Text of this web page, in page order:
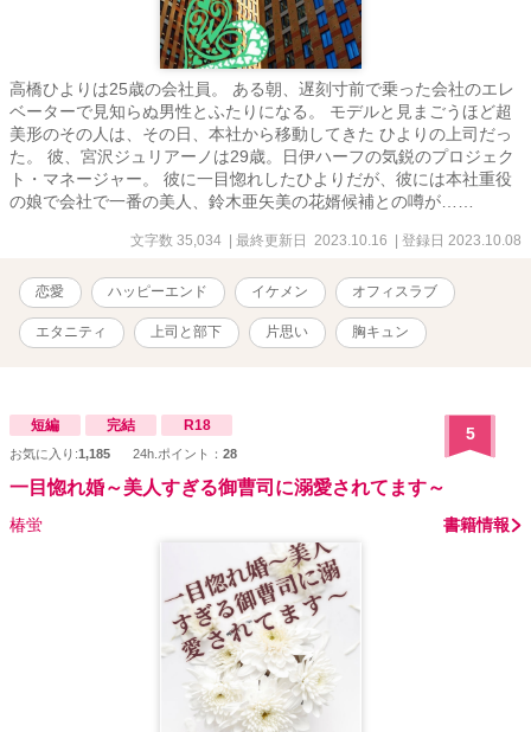
高橋ひよりは25歳の会社員。 ある朝、遅刻寸前で乗った会社のエレ
ベーターで見知らぬ男性とふたりになる。 モデルと見まごうほど超
美形のその人は、その日、本社から移動してきた ひよりの上司だっ
た。 彼、宮沢ジュリアーノは29歳。日伊ハーフの気鋭のプロジェク
ト・マネージャー。 彼に一目惚れしたひよりだが、彼には本社重役
の娘で会社で一番の美人、鈴木亜矢美の花婿候補との噂が……
文字数 35,034 | 最終更新日 2023.10.16 | 登録日 2023.10.08
恋愛 ハッピーエンド イケメン オフィスラブ
エタニティ 上司と部下 片思い 胸キュン
短編 完結 R18
お気に入り:1,185 24h.ポイント： 28
5
一目惚れ婚～美人すぎる御曹司に溺愛されてます～
椿蛍 書籍情報